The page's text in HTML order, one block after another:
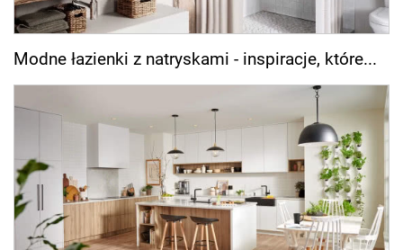
Modne łazienki z natryskami - inspiracje, które...